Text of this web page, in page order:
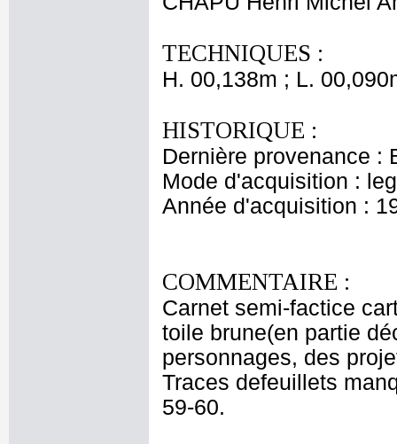
TECHNIQUES :
H. 00,138m ; L.
HISTORIQUE :
Dernière provenance :
Mode d'acquisition :
Année d'acquisition :
COMMENTAIRE :
Carnet semi-factice
toile brune(en partie
personnages, des
Traces defeuillets
59-60.